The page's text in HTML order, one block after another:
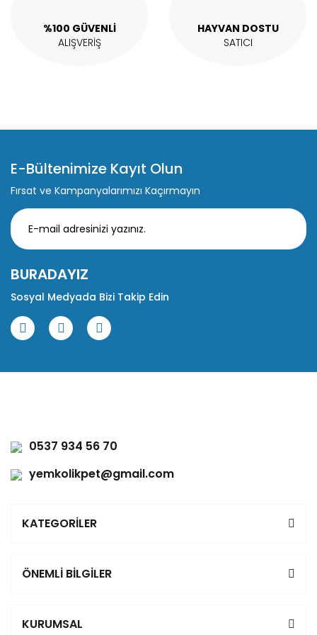
%100 GÜVENLİ
ALIŞVERİŞ
HAYVAN DOSTU
SATICI
E-Bültenimize Kayıt Olun
Fırsat ve Kampanyalarımızı Kaçırmayın
BURADAYIZ
Sosyal Medyada Bizi Takip Edin
0537 934 56 70
yemkolikpet@gmail.com
KATEGORİLER
ÖNEMLİ BİLGİLER
KURUMSAL